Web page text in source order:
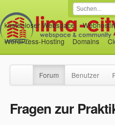
kostenloser Webspace
WordPress-Hosting
Domains
Forum Benutzer
Fragen zur